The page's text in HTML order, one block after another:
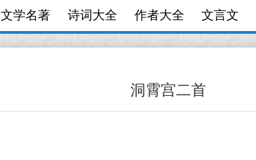
文学名著 诗词大全 作者大全 文言文
洞霄宫二首